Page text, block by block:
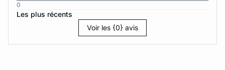
0
Les plus récents
Voir les {0} avis